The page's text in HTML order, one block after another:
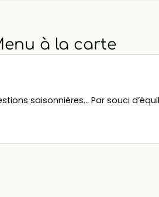
à la carte
saisonnières... Par souci